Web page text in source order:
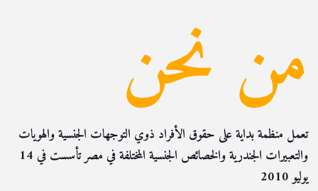
من نحن
تعمل منظمة بداية على حقوق الأفراد ذوي التوجهات الجنسية والهويات
والتعبيرات الجندرية والخصائص الجنسية المختلفة في مصر تأسست في 14
يوليو 2010